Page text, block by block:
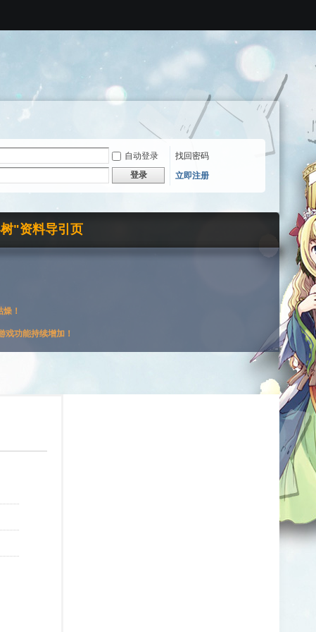
自动登录
找回密码
登录 立即注册
"资料导引页
！
戏功能持续增加！